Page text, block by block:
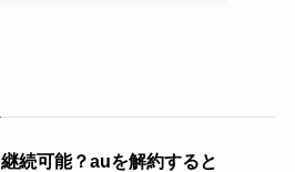
継続可能？auを解約すると